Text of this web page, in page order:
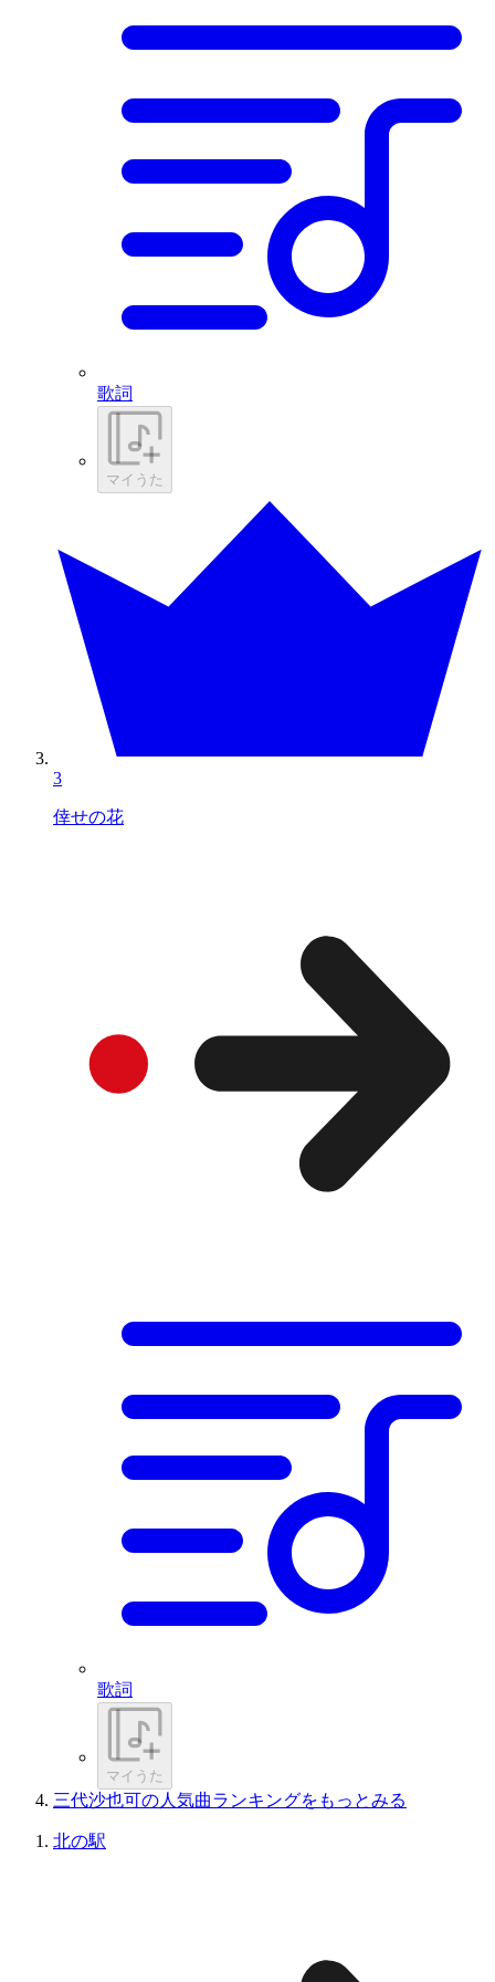
歌詞
マイうた
3
倖せの花
歌詞
マイうた
三代沙也可の人気曲ランキングをもっとみる
北の駅